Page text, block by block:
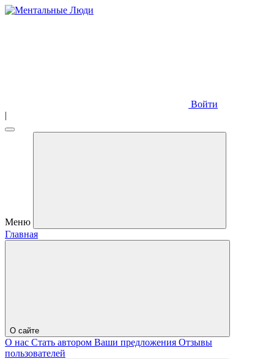
Войти
|
Меню
Главная
О сайте
О нас Стать автором Ваши предложения Отзывы
пользователей